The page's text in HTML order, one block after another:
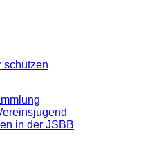
schützen
in der JSBB